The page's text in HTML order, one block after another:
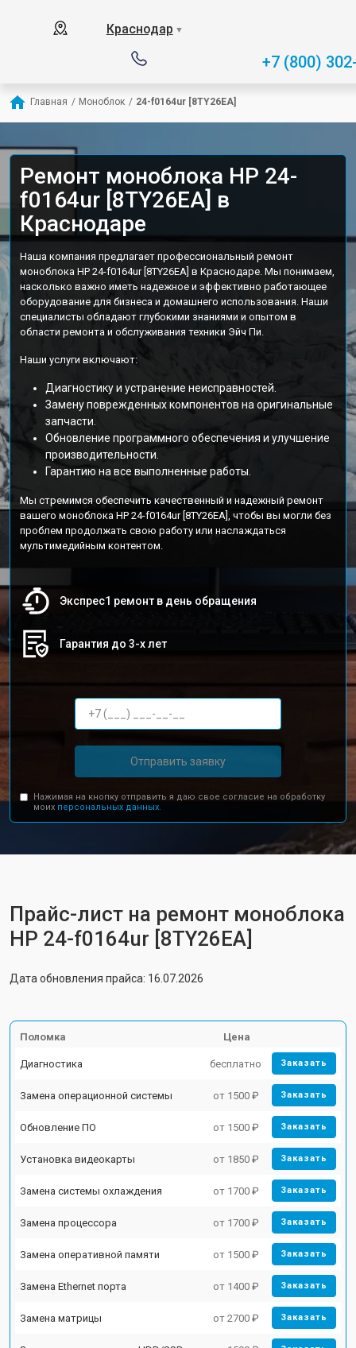
Краснодар ▼
+7 (800)
Главная / Моноблок / 24-f0164ur [8TY26EA]
Ремонт моноблока HP 24-
f0164ur [8TY26EA] в
Краснодаре
Наша компания предлагает профессиональный ремонт
моноблока HP 24-f0164ur [8TY26EA] в Краснодаре. Мы понимаем,
насколько важно иметь надежное и эффективно работающее
оборудование для бизнеса и домашнего использования. Наши
специалисты обладают глубокими знаниями и опытом в
области ремонта и обслуживания техники Эйч Пи.
Наши услуги включают:
Диагностику и устранение неисправностей.
Замену поврежденных компонентов на оригинальные
запчасти.
Обновление программного обеспечения и улучшение
производительности.
Гарантию на все выполненные работы.
Мы стремимся обеспечить качественный и надежный ремонт
вашего моноблока HP 24-f0164ur [8TY26EA], чтобы вы могли без
проблем продолжать свою работу или наслаждаться
мультимедийным контентом.
Экспрес1 ремонт в день обращения
Гарантия до 3-х лет
Отправить заявку
Нажимая на кнопку отправить я даю свое согласие на обработку
моих персональных данных.
Прайс-лист на ремонт моноблока
HP 24-f0164ur [8TY26EA]
Дата обновления прайса: 16.07.2026
Поломка Цена
Диагностика бесплатно Заказать
Замена операционной системы от 1500 ₽ Заказать
Обновление ПО от 1500 ₽ Заказать
Установка видеокарты от 1850 ₽ Заказать
Замена системы охлаждения от 1700 ₽ Заказать
Замена процессора от 1700 ₽ Заказать
Замена оперативной памяти от 1500 ₽ Заказать
Замена Ethernet порта от 1400 ₽ Заказать
Замена матрицы от 2700 ₽ Заказать